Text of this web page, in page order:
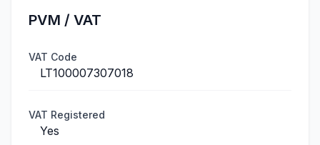
PVM / VAT
VAT Code
LT100007307018
VAT Registered
Yes